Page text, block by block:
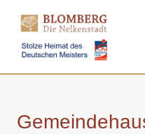
Inhalt